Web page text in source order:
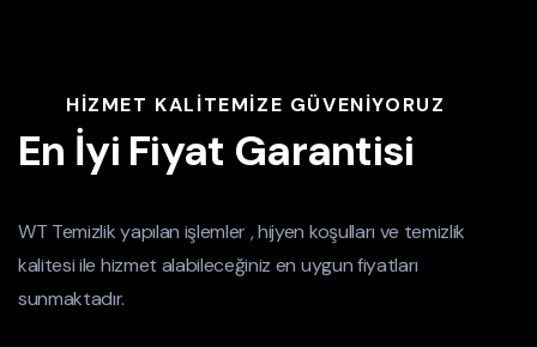
HIZMET KALITEMIZE GÜVENIYORUZ
En İyi Fiyat Garantisi
WT Temizlik yapılan işlemler , hijyen koşulları ve temizlik
kalitesi ile hizmet alabileceğiniz en uygun fiyatları
sunmaktadır.